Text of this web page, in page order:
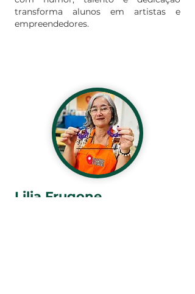
transforma alunos em artistas e
empreendedores.
Lilia Frugone